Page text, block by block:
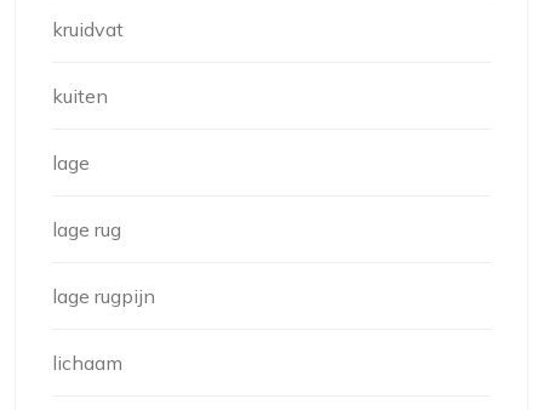
kruidvat
kuiten
lage
lage rug
lage rugpijn
lichaam